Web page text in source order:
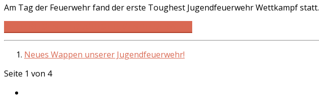
Am Tag der Feuerwehr fand der erste Toughest Jugendfeuerwehr Wettkampf statt.
Neues Wappen unserer Jugendfeuerwehr!
Seite 1 von 4